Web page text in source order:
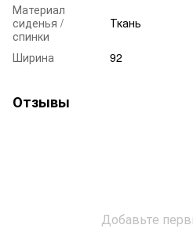
Материал
сиденья /
спинки
Ткань
Ширина 92
Отзывы
Добавьте